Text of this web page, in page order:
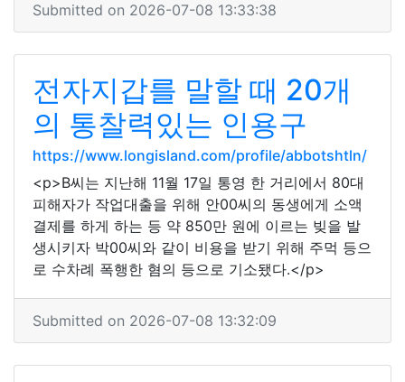
Submitted on 2026-07-08 13:33:38
전자지갑를 말할 때 20개
의 통찰력있는 인용구
https://www.longisland.com/profile/abbotshtln/
<p>B씨는 지난해 11월 17일 통영 한 거리에서 80대
피해자가 작업대출을 위해 안00씨의 동생에게 소액
결제를 하게 하는 등 약 850만 원에 이르는 빚을 발
생시키자 박00씨와 같이 비용을 받기 위해 주먹 등으
로 수차례 폭행한 혐의 등으로 기소됐다.</p>
Submitted on 2026-07-08 13:32:09